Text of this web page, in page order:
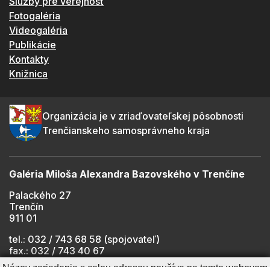
Fotogaléria
Videogaléria
Publikácie
Kontakty
Knižnica
Organizácia je v zriaďovateľskej pôsobnosti
Trenčianskeho samosprávneho kraja
Galéria Miloša Alexandra Bazovského v Trenčíne
Palackého 27
Trenčín
911 01
tel.: 032 / 743 68 58 (spojovateľ)
fax.: 032 / 743 40 67
e-mail:
info@gmab.sk